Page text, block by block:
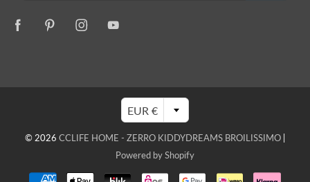
EUR €
© 2026 CCLIFE HOME - ZERRO KIDDYDREAMS BROILISSIMO
Powered by Shopify